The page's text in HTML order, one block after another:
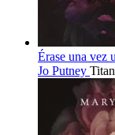
Érase una vez
Jo Putney